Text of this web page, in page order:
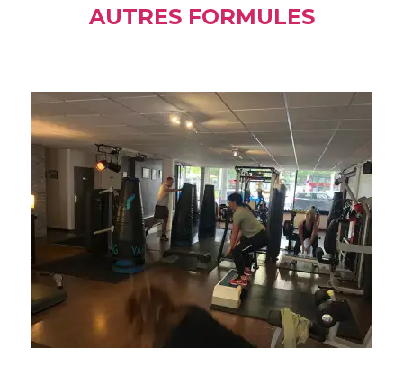
AUTRES FORMULES